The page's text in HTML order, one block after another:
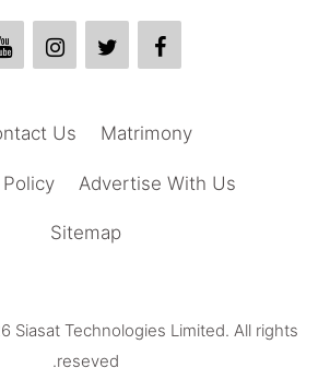
Matrimony
Us
Advertise With Us
Sitemap
Siasat Technologies Limited. All rights
reseved.